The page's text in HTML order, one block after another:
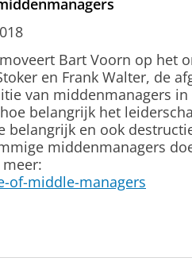
Bart Voorn op het
en Frank Walter, de
van middenmanagers
belangrijk het
belangrijk en ook
middenmanagers
of-middle-managers